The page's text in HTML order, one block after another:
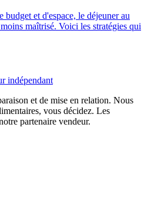
budget et d'espace, le déjeuner au
maîtrisé. Voici les stratégies qui
indépendant
et de mise en relation. Nous
vous décidez. Les
partenaire vendeur.